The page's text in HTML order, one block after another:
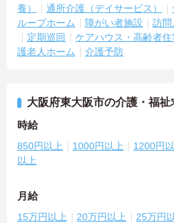
養）
通所介護（デイサービス）
ループホーム
障がい者施設 訪問
定期巡回
ケアハウス・高齢者住
護老人ホーム
介護予防
大阪府東大阪市の介護・福
時給
850円以上 1000円以上 1200円
以上
月給
15万円以上 20万円以上 25万円